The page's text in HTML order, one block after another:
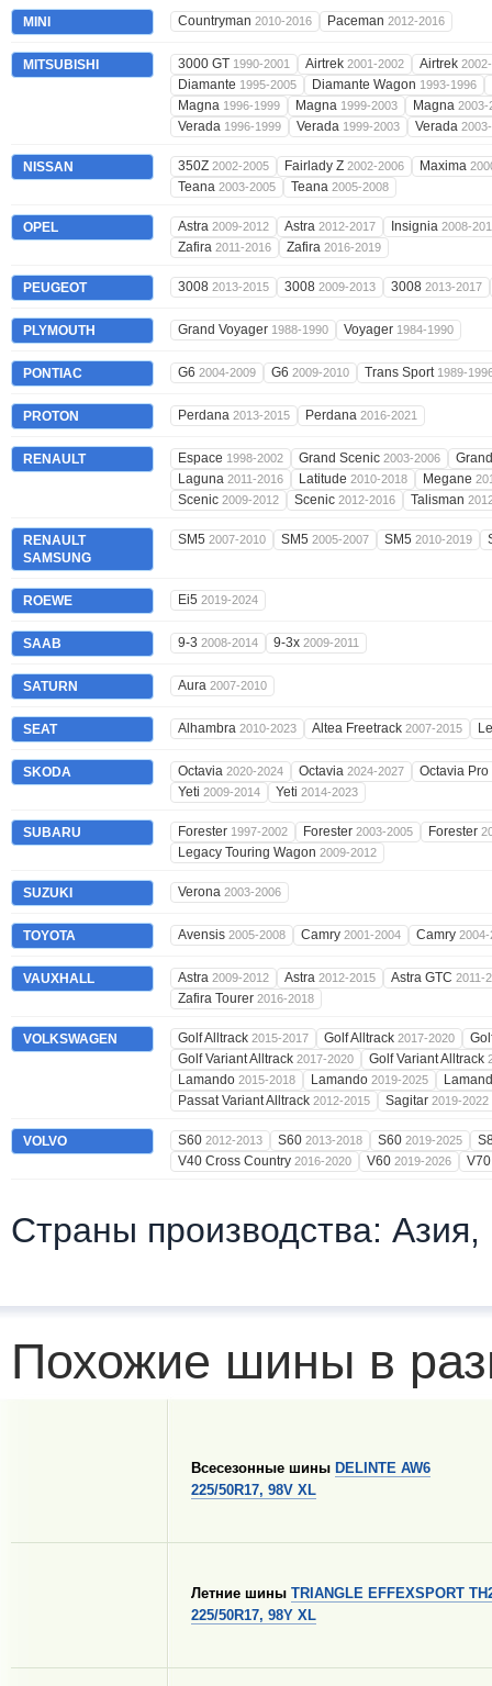
MINI Countryman 2010-2016 Paceman 2012-2016
MITSUBISHI 3000 GT 1990-2001 Airtrek 2001-2002 Airtrek
Diamante 1995-2005 Diamante Wagon 1993-1996
Magna 1996-1999 Magna 1999-2003 Magna 2003-
Verada 1996-1999 Verada 1999-2003 Verada
NISSAN 350Z 2002-2005 Fairlady Z 2002-2006 Maxima
Teana 2003-2005 Teana 2005-2008
OPEL Astra 2009-2012 Astra 2012-2017 Insignia 2008-
Zafira 2011-2016 Zafira 2016-2019
PEUGEOT 3008 2013-2015 3008 2009-2013 3008 2013-2017
PLYMOUTH Grand Voyager 1988-1990 Voyager 1984-1990
PONTIAC G6 2004-2009 G6 2009-2010 Trans Sport 1989-
PROTON Perdana 2013-2015 Perdana 2016-2021
RENAULT Espace 1998-2002 Grand Scenic 2003-2006
Laguna 2011-2016 Latitude 2010-2018 Megane
Scenic 2009-2012 Scenic 2012-2016 Talisman
RENAULT
SAMSUNG
SM5 2007-2010 SM5 2005-2007 SM5 2010-2019
ROEWE Ei5 2019-2024
SAAB 9-3 2008-2014 9-3x 2009-2011
SATURN Aura 2007-2010
SEAT Alhambra 2010-2023 Altea Freetrack 2007-2015
SKODA Octavia 2020-2024 Octavia 2024-2027
Octavia Pro
Yeti 2009-2014 Yeti 2014-2023
SUBARU Forester 1997-2002 Forester 2003-2005 Forester
Legacy Touring Wagon 2009-2012
SUZUKI Verona 2003-2006
TOYOTA Avensis 2005-2008 Camry 2001-2004 Camry 2004-
VAUXHALL Astra 2009-2012 Astra 2012-2015 Astra GTC 2011-
Zafira Tourer 2016-2018
VOLKSWAGEN Golf Alltrack 2015-2017 Golf Alltrack 2017-2020
Golf Variant Alltrack 2017-2020 Golf Variant Alltrack
Lamando 2015-2018 Lamando 2019-2025
Passat Variant Alltrack 2012-2015 Sagitar 2019-2022
VOLVO S60 2012-2013 S60 2013-2018 S60 2019-2025
V40 Cross Country 2016-2020 V60 2019-2026
Страны производства: Азия,
Похожие шины в
Всесезонные шины DELINTE AW6
225/50R17, 98V XL
Летние шины TRIANGLE EFFEXSPORT
225/50R17, 98Y XL